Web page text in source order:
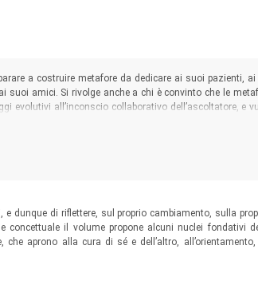
a costruire metafore da dedicare ai suoi pazienti,
suoi amici. Si rivolge anche a chi è convinto che le
evolutivi all’inconscio collaborativo dell’ascoltatore, e
Casula è l’autrice del fortunato I porcospini di
recenti con oltre 20.000 copie vendute.
dunque di riflettere, sul proprio cambiamento, sulla
concettuale il volume propone alcuni nuclei fondativi
che aprono alla cura di sé e dell’altro,